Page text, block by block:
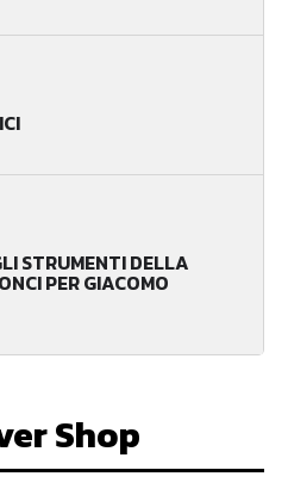
STRUMENTI DELLA
PER GIACOMO
Shop